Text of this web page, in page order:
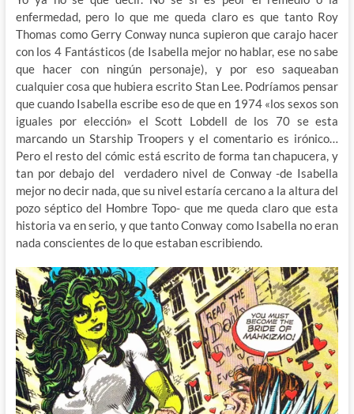
enfermedad, pero lo que me queda claro es que tanto Roy
Thomas como Gerry Conway nunca supieron que carajo hacer
con los 4 Fantásticos (de Isabella mejor no hablar, ese no sabe
que hacer con ningún personaje), y por eso saqueaban
cualquier cosa que hubiera escrito Stan Lee. Podríamos pensar
que cuando Isabella escribe eso de que en 1974 «los sexos son
iguales por elección» el Scott Lobdell de los 70 se esta
marcando un Starship Troopers y el comentario es irónico…
Pero el resto del cómic está escrito de forma tan chapucera, y
tan por debajo del verdadero nivel de Conway -de Isabella
mejor no decir nada, que su nivel estaría cercano a la altura del
pozo séptico del Hombre Topo- que me queda claro que esta
historia va en serio, y que tanto Conway como Isabella no eran
nada conscientes de lo que estaban escribiendo.